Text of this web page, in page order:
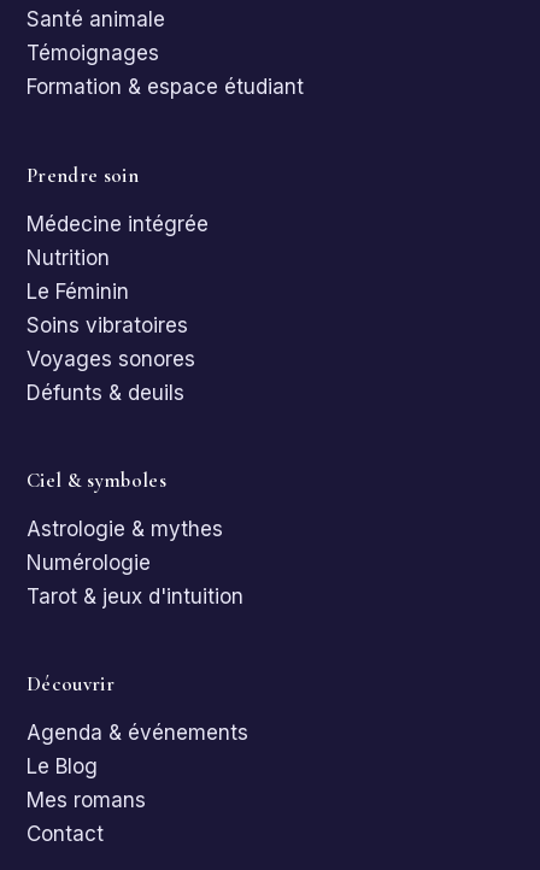
Santé animale
Témoignages
Formation & espace étudiant
Prendre soin
Médecine intégrée
Nutrition
Le Féminin
Soins vibratoires
Voyages sonores
Défunts & deuils
Ciel & symboles
Astrologie & mythes
Numérologie
Tarot & jeux d'intuition
Découvrir
Agenda & événements
Le Blog
Mes romans
Contact